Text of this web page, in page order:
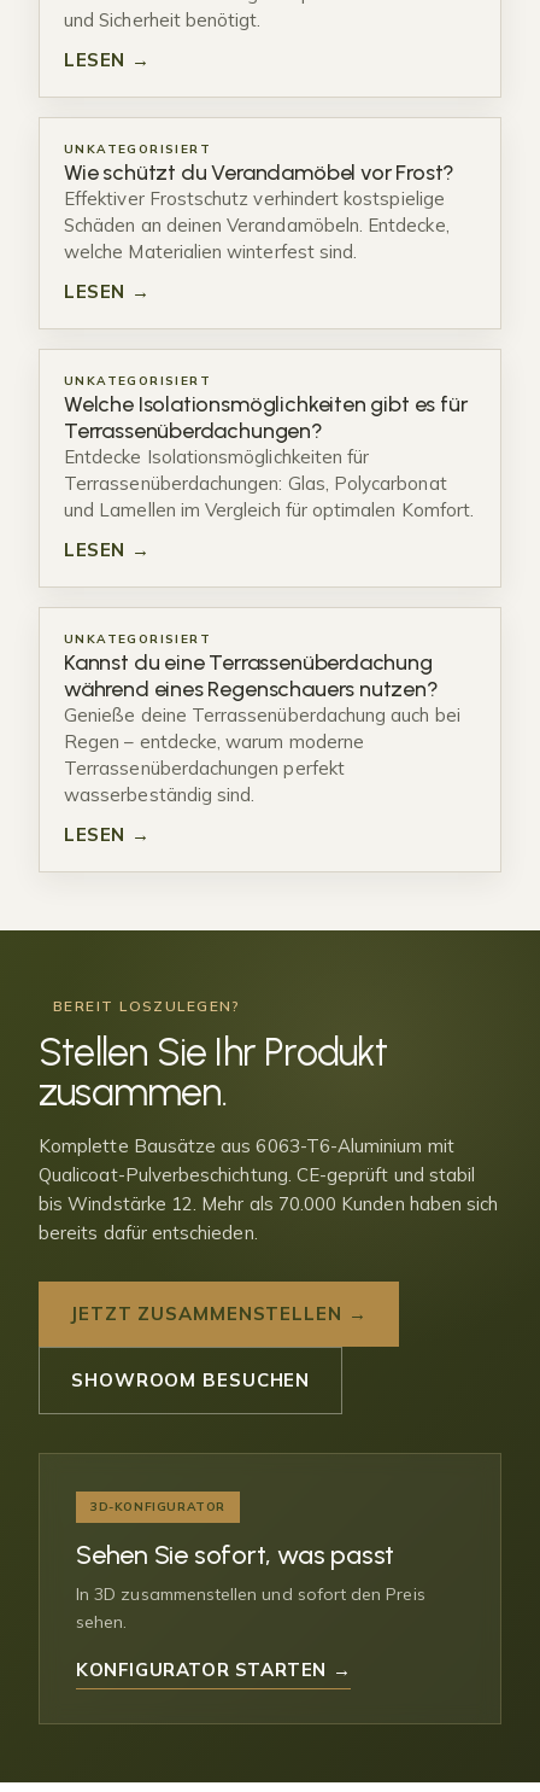
und Sicherheit benötigt.
LESEN →
UNKATEGORISIERT
Wie schützt du Verandamöbel vor Frost?
Effektiver Frostschutz verhindert kostspielige
Schäden an deinen Verandamöbeln. Entdecke,
welche Materialien winterfest sind.
LESEN →
UNKATEGORISIERT
Welche Isolationsmöglichkeiten gibt es für
Terrassenüberdachungen?
Entdecke Isolationsmöglichkeiten für
Terrassenüberdachungen: Glas, Polycarbonat
und Lamellen im Vergleich für optimalen Komfort.
LESEN →
UNKATEGORISIERT
Kannst du eine Terrassenüberdachung
während eines Regenschauers nutzen?
Genieße deine Terrassenüberdachung auch bei
Regen – entdecke, warum moderne
Terrassenüberdachungen perfekt
wasserbeständig sind.
LESEN →
BEREIT LOSZULEGEN?
Stellen Sie Ihr Produkt
zusammen.
Komplette Bausätze aus 6063-T6-Aluminium mit
Qualicoat-Pulverbeschichtung. CE-geprüft und stabil
bis Windstärke 12. Mehr als 70.000 Kunden haben sich
bereits dafür entschieden.
JETZT ZUSAMMENSTELLEN →
SHOWROOM BESUCHEN
3D-KONFIGURATOR
Sehen Sie sofort, was passt
In 3D zusammenstellen und sofort den Preis
sehen.
KONFIGURATOR STARTEN →